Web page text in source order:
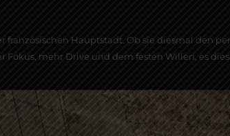
Hauptstadt. Ob sie diesmal den
Fokus, mehr Drive und dem festen Willen, es